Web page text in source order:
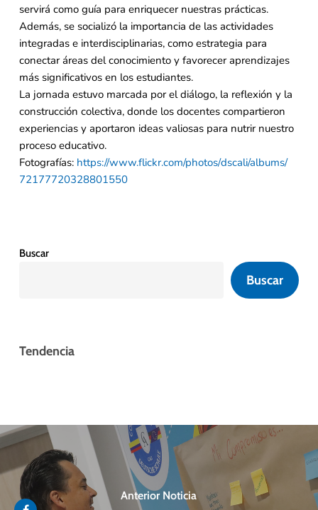
servirá como guía para enriquecer nuestras prácticas.
Además, se socializó la importancia de las actividades
integradas e interdisciplinarias, como estrategia para
conectar áreas del conocimiento y favorecer aprendizajes
más significativos en los estudiantes.
La jornada estuvo marcada por el diálogo, la reflexión y la
construcción colectiva, donde los docentes compartieron
experiencias y aportaron ideas valiosas para nutrir nuestro
proceso educativo.
Fotografías: https://www.flickr.com/photos/dscali/albums/
72177720328801550
Buscar
Buscar
Tendencia
Anterior Noticia